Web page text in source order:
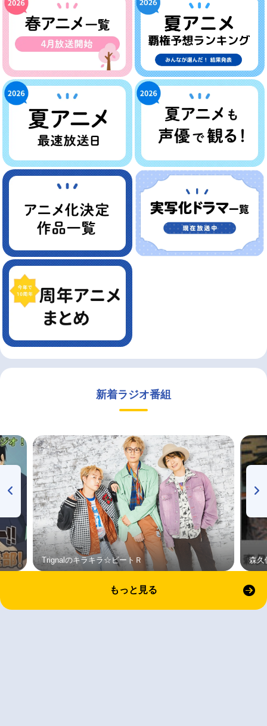
新着ラジオ番組
Trignalのキラキラ☆ビートＲ 森久
もっと見る